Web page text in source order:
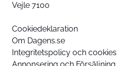
Vejle 7100
Cookiedeklaration
Om Dagens.se
Integritetspolicy och cookies